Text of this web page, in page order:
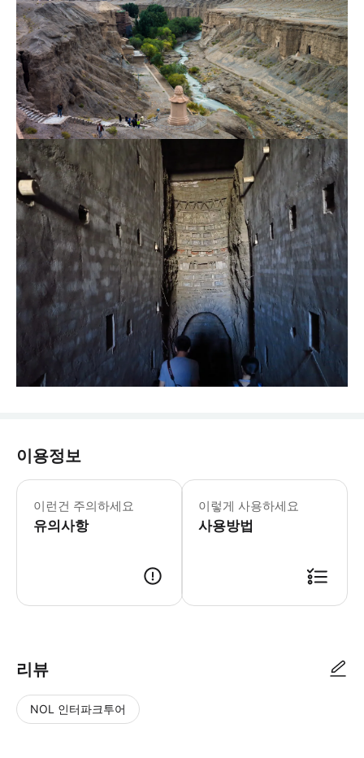
이용정보
이런건 주의하세요
유의사항
🚗 개인 그룹 및 조인트 그룹 픽업 범
이렇게 사용하세요
사용방법
리뷰
NOL 인터파크투어